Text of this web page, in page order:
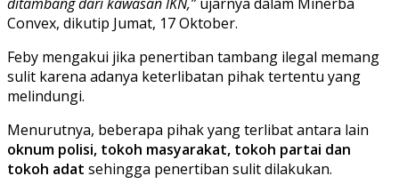
Convex, dikutip Jumat, 17 Oktober.
Feby mengakui jika penertiban tambang ilegal memang
sulit karena adanya keterlibatan pihak tertentu yang
melindungi.
Menurutnya, beberapa pihak yang terlibat antara lain
oknum polisi, tokoh masyarakat, tokoh partai dan
tokoh adat sehingga penertiban sulit dilakukan.